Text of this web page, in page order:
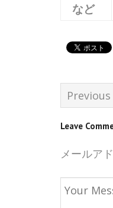
など
Previous
Leave
メールア